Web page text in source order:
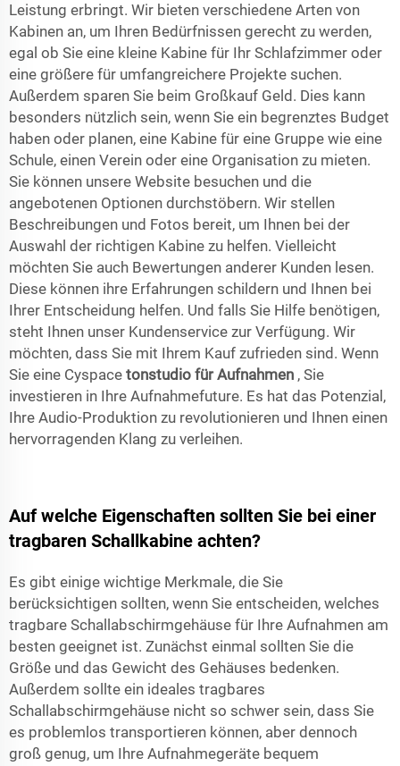
Leistung erbringt. Wir bieten verschiedene Arten von
Kabinen an, um Ihren Bedürfnissen gerecht zu werden,
egal ob Sie eine kleine Kabine für Ihr Schlafzimmer oder
eine größere für umfangreichere Projekte suchen.
Außerdem sparen Sie beim Großkauf Geld. Dies kann
besonders nützlich sein, wenn Sie ein begrenztes Budget
haben oder planen, eine Kabine für eine Gruppe wie eine
Schule, einen Verein oder eine Organisation zu mieten.
Sie können unsere Website besuchen und die
angebotenen Optionen durchstöbern. Wir stellen
Beschreibungen und Fotos bereit, um Ihnen bei der
Auswahl der richtigen Kabine zu helfen. Vielleicht
möchten Sie auch Bewertungen anderer Kunden lesen.
Diese können ihre Erfahrungen schildern und Ihnen bei
Ihrer Entscheidung helfen. Und falls Sie Hilfe benötigen,
steht Ihnen unser Kundenservice zur Verfügung. Wir
möchten, dass Sie mit Ihrem Kauf zufrieden sind. Wenn
Sie eine Cyspace tonstudio für Aufnahmen , Sie
investieren in Ihre Aufnahmefuture. Es hat das Potenzial,
Ihre Audio-Produktion zu revolutionieren und Ihnen einen
hervorragenden Klang zu verleihen.
Auf welche Eigenschaften sollten Sie bei einer
tragbaren Schallkabine achten?
Es gibt einige wichtige Merkmale, die Sie
berücksichtigen sollten, wenn Sie entscheiden, welches
tragbare Schallabschirmgehäuse für Ihre Aufnahmen am
besten geeignet ist. Zunächst einmal sollten Sie die
Größe und das Gewicht des Gehäuses bedenken.
Außerdem sollte ein ideales tragbares
Schallabschirmgehäuse nicht so schwer sein, dass Sie
es problemlos transportieren können, aber dennoch
groß genug, um Ihre Aufnahmegeräte bequem